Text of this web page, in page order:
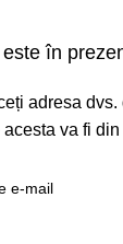
în
adresa
va fi